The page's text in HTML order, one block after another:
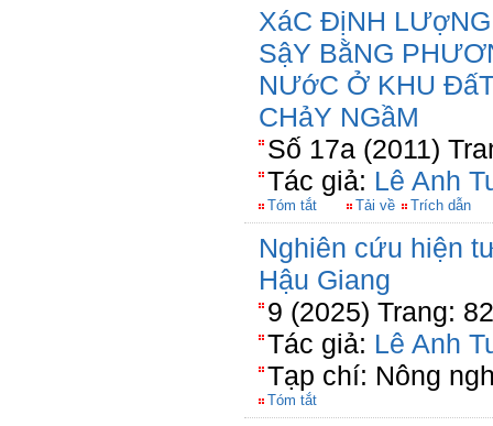
XáC ĐịNH
SậY BằNG
NƯớC Ở KHU
CHảY NGầM
Số 17a (2011)
Tác giả: Lê Anh
Tóm tắt Tải về Trích dẫn
Nghiên cứu hiện
Hậu Giang
9 (2025) Trang:
Tác giả: Lê Anh
Tạp chí: Nông
Tóm tắt